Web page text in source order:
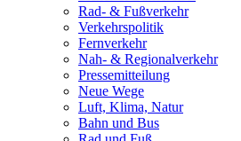
Rad- & Fußverkehr
Verkehrspolitik
Fernverkehr
Nah- & Regionalverkehr
Pressemitteilung
Neue Wege
Luft, Klima, Natur
Bahn und Bus